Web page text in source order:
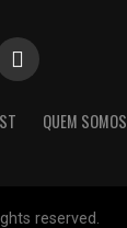
QUEM SOMOS
reserved.